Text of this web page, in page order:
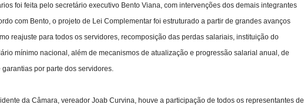
foi feita pelo secretário executivo Bento Viana, com intervenções dos demais integrantes
com Bento, o projeto de Lei Complementar foi estruturado a partir de grandes avanços
reajuste para todos os servidores, recomposição das perdas salariais, instituição do
mínimo nacional, além de mecanismos de atualização e progressão salarial anual, de
por parte dos servidores.
da Câmara, vereador Joab Curvina, houve a participação de todos os representantes de